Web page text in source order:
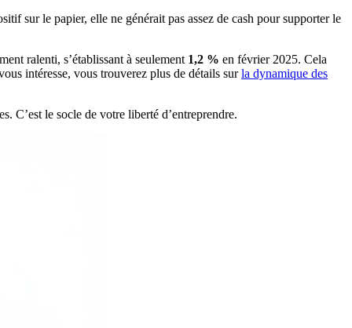
sur le papier, elle ne générait pas assez de cash pour supporter le
ralenti, s’établissant à seulement 1,2 % en février 2025. Cela
intéresse, vous trouverez plus de détails surla dynamique des
C’est le socle de votre liberté d’entreprendre.